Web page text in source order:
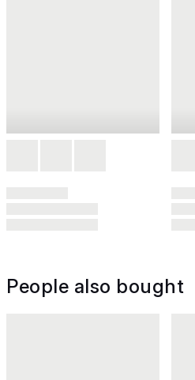
People also bought